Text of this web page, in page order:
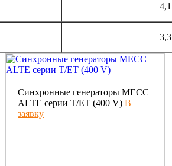
4,1
3,3
Синхронные генераторы МЕСС
ALTE серии T/ET (400 V) В
заявку